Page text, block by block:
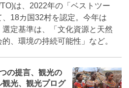
は、2022年の「ベストツー
18カ国32村を認定。今年は
定基準は、「文化資源と天然
、環境の持続可能性」など。
の提言、観光の
光、観光プログ